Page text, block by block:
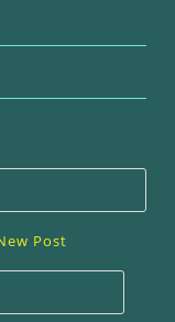
Post